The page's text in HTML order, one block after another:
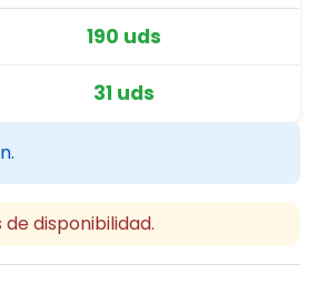
190 uds
31 uds
disponibilidad.